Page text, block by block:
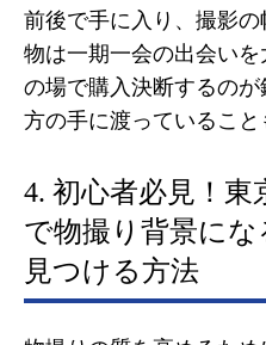
前後で手に入り、撮影
物は一期一会の出会い
の場で購入決断するの
方の手に渡っていること
4. 初心者必見！東
で物撮り背景に
見つける方法